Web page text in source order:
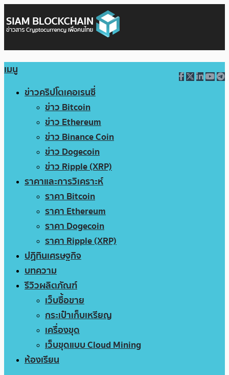
เมนู
ข่าวคริปโตเคอเรนซี่
ข่าว Bitcoin
ข่าว Ethereum
ข่าว Binance Coin
ข่าว Dogecoin
ข่าว Ripple (XRP)
ราคาและการวิเคราะห์
ราคา Bitcoin
ราคา Ethereum
ราคา Dogecoin
ราคา Ripple (XRP)
ปฏิทินเศรษฐกิจ
บทความ
รีวิวผลิตภัณฑ์
เว็บซื้อขาย
กระเป๋าเก็บเหรียญ
เครื่องขุด
เว็บขุดแบบ Cloud Mining
ห้องเรียน